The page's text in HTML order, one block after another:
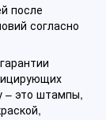
после
согласно
– это штампы,